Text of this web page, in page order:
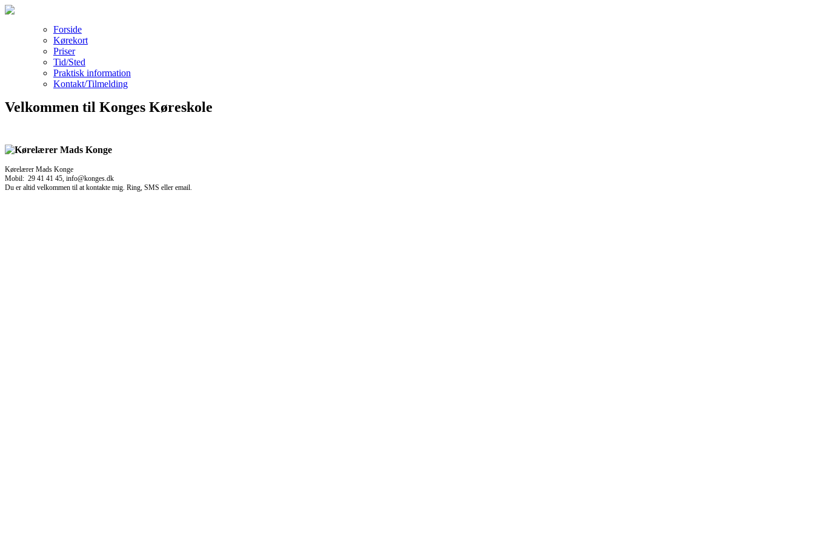
Forside
Kørekort
Priser
Tid/Sted
Praktisk information
Kontakt/Tilmelding
Velkommen til Konges Køreskole
Kørelærer Mads Konge
Mobil: 29 41 41 45, info@konges.dk
Du er altid velkommen til at kontakte mig. Ring, SMS eller email.